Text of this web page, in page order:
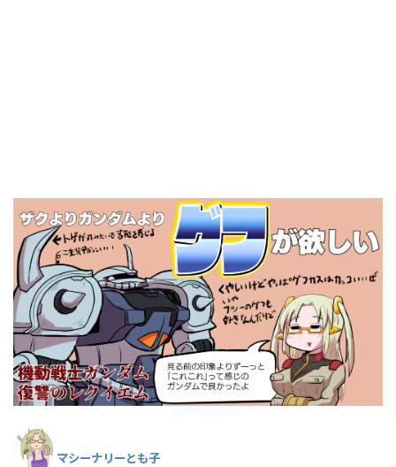
マシーナリーとも子